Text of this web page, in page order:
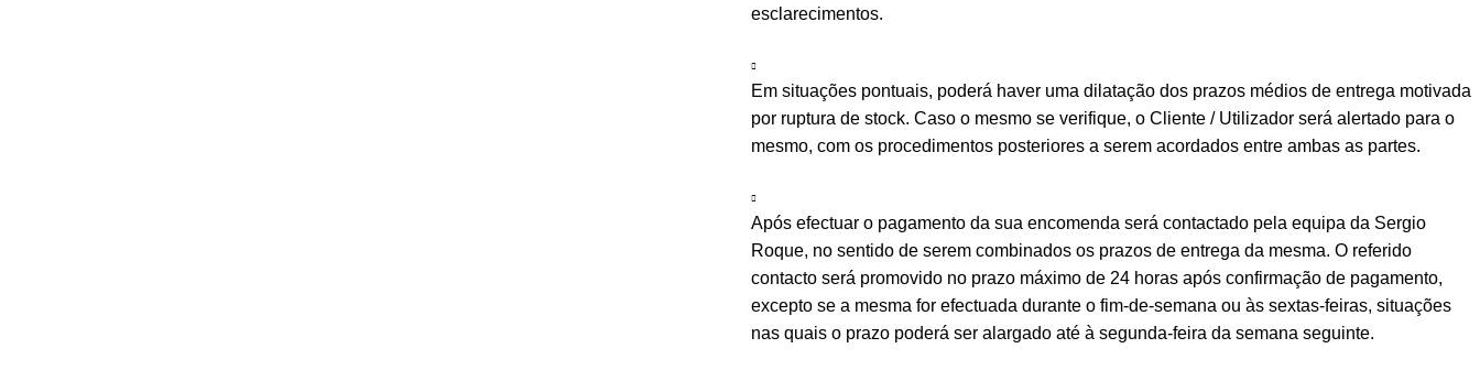
esclarecimentos.
Em situações pontuais, poderá haver uma dilatação dos prazos médios de entrega motivada
por ruptura de stock. Caso o mesmo se verifique, o Cliente / Utilizador será alertado para o
mesmo, com os procedimentos posteriores a serem acordados entre ambas as partes.
Após efectuar o pagamento da sua encomenda será contactado pela equipa da Sergio
Roque, no sentido de serem combinados os prazos de entrega da mesma. O referido
contacto será promovido no prazo máximo de 24 horas após confirmação de pagamento,
excepto se a mesma for efectuada durante o fim-de-semana ou às sextas-feiras, situações
nas quais o prazo poderá ser alargado até à segunda-feira da semana seguinte.